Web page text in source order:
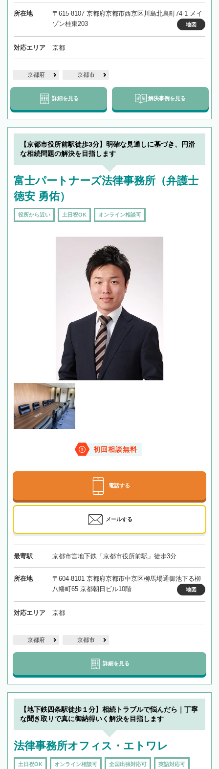
所在地
〒615-8107 京都府京都市西京区川島北裏町74-1 メイ
ゾン桂東203
地図
対応エリア 京都
京都府 京都市
詳細を見る 解決事例を見る
【京都市役所前駅徒歩3分】明確な見通しに基づき、円滑
な相続問題の解決を目指します
富士パートナーズ法律事務所（弁護士
徳安 勇佑）
役所から近い 土日祝OK オンライン相談可
初回相談無料
電話する
メールする
最寄駅 京都市営地下鉄「京都市役所前駅」徒歩3分
所在地
〒604-8101 京都府京都市中京区柳馬場通御池下る柳
八幡町65 京都朝日ビル10階
地図
対応エリア 京都
京都府 京都市
詳細を見る
【地下鉄四条駅徒歩１分】相続トラブルで悩んだら｜丁寧
な聞き取りで真に御納得いく解決を目指します
法律事務所オフィス・エトワレ
土日祝OK オンライン相談可 全国出張対応可 英語対応可